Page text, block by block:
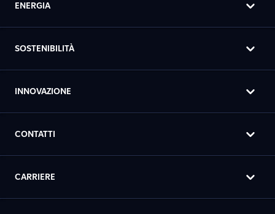
ENERGIA
SOSTENIBILITÀ
INNOVAZIONE
CONTATTI
CARRIERE